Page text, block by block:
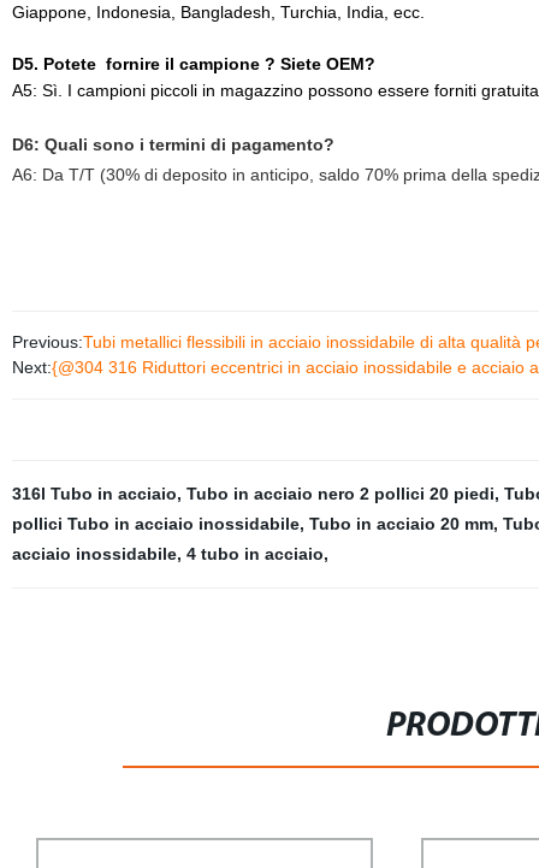
Giappone, Indonesia, Bangladesh, Turchia, India, ecc.
D5. Potete fornire il campione ? Siete OEM?
A5: Sì. I campioni piccoli in magazzino possono essere forniti
D6: Quali sono i termini di pagamento?
A6: Da T/T (30% di deposito in anticipo, saldo 70% prima della
Previous:Tubi metallici flessibili in acciaio inossidabile di alta qualità
Next:{@304 316 Riduttori eccentrici in acciaio inossidabile e
316l Tubo in acciaio, Tubo in acciaio nero 2 pollici 20 piedi,
pollici Tubo in acciaio inossidabile, Tubo in acciaio 20 mm,
acciaio inossidabile, 4 tubo in acciaio,